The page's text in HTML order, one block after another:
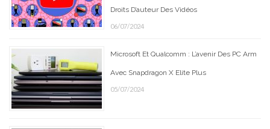
Droits D’auteur Des Vidéos
06/07/2024
Microsoft Et Qualcomm : L’avenir Des PC Arm
Avec Snapdragon X Elite Plus
05/07/2024